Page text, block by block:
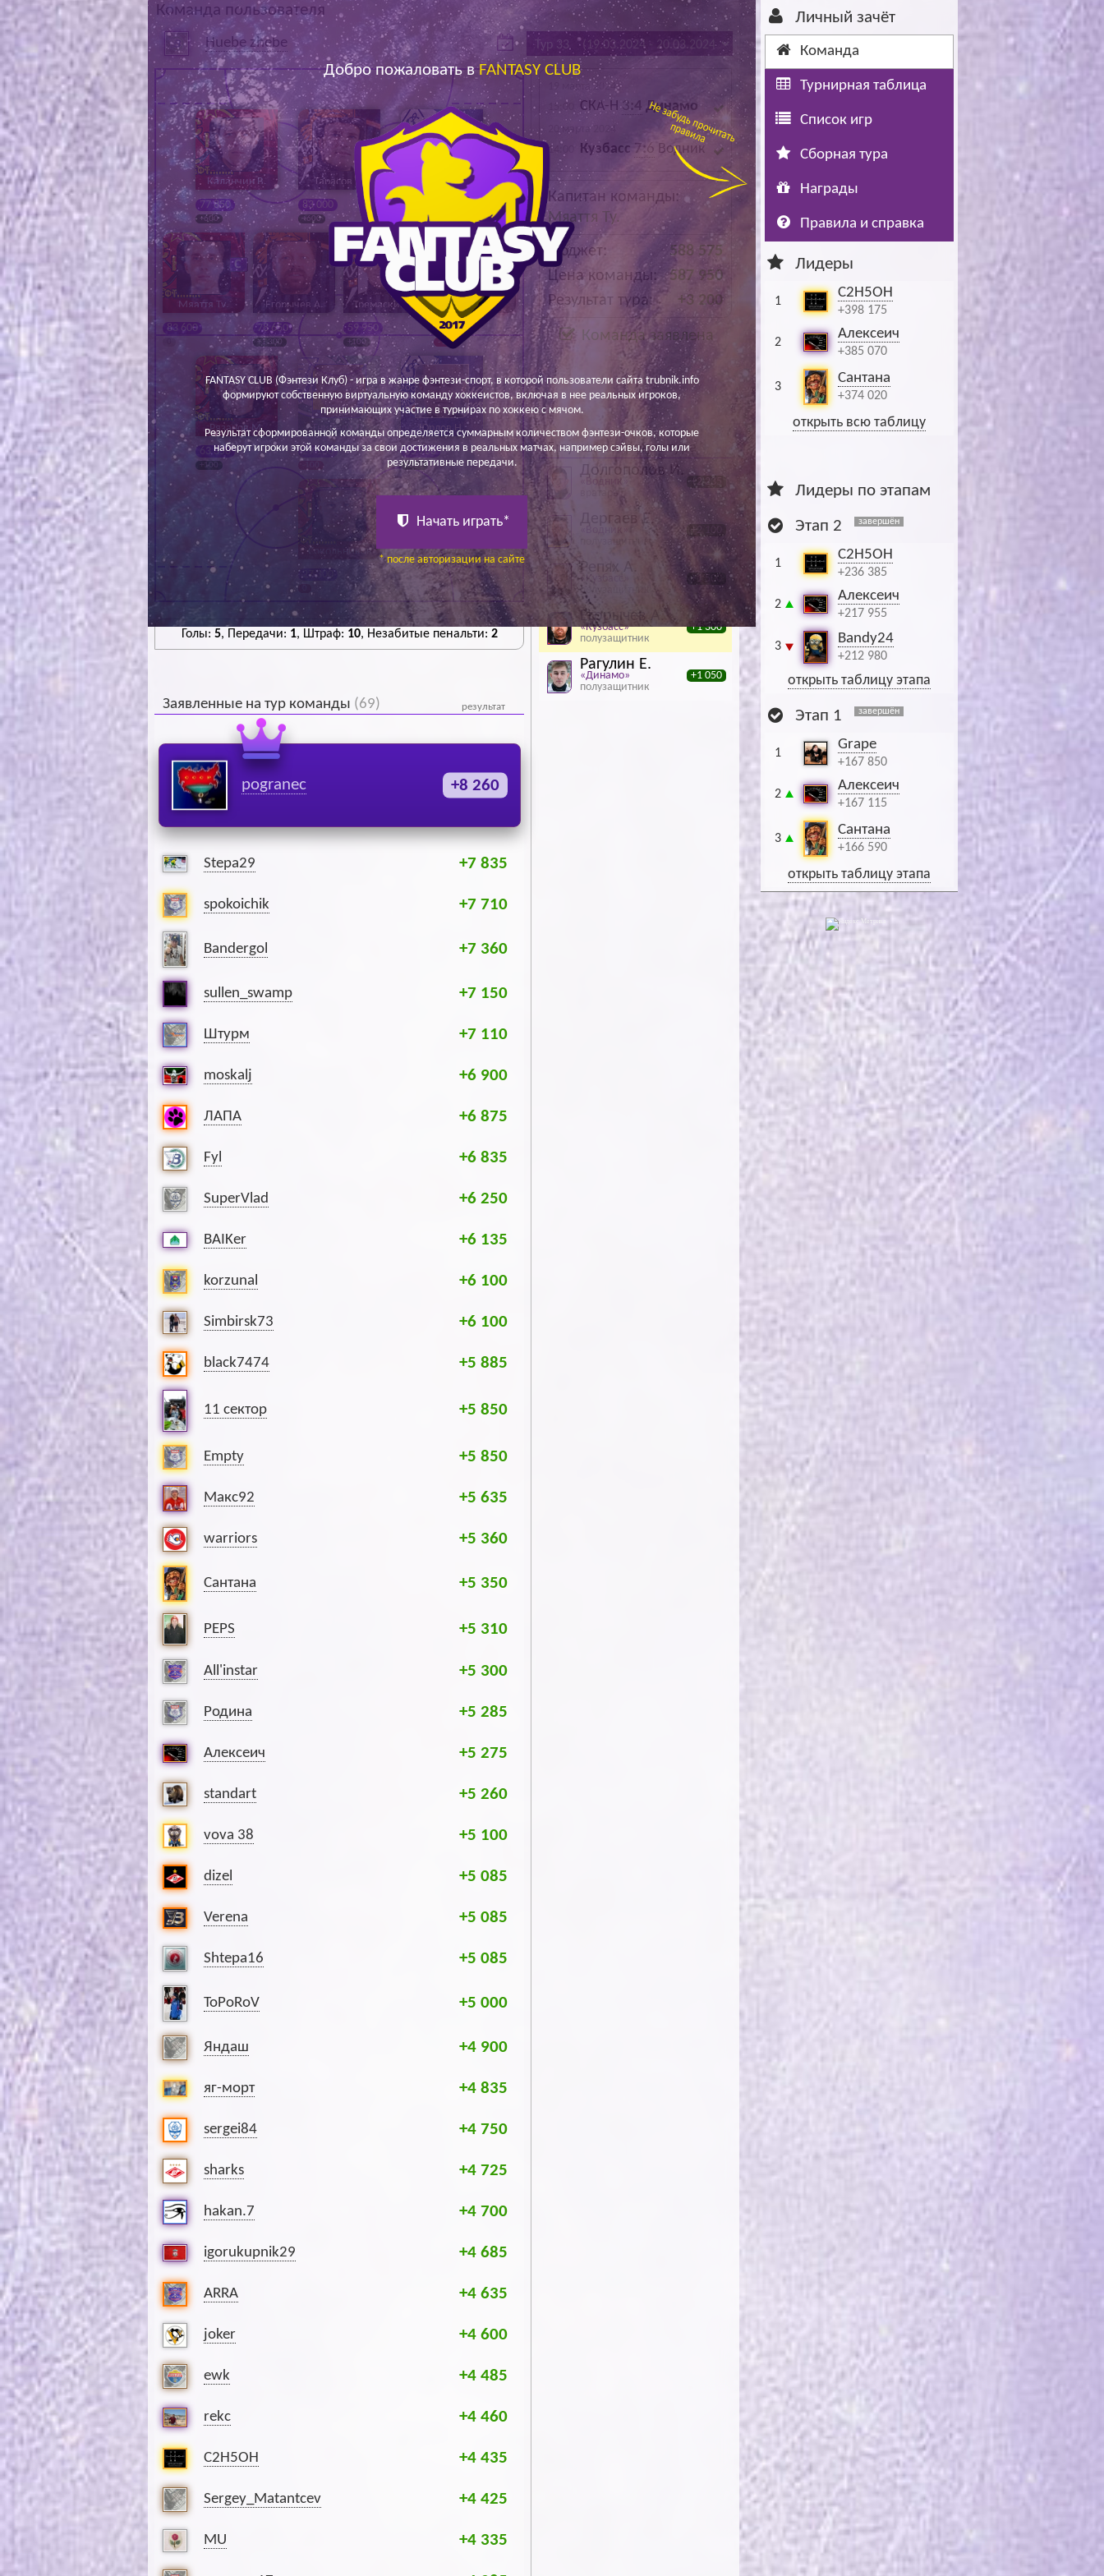
Архив Архив
Max
Hound: блог болельщика
Ragnar: блог болельщика
Добро пожаловать вFANTASY CLUB
FANTASY CLUB (Фэнтези Клуб) - игра в жанре фэнтези-спорт, в которой пользователи сайта trubnik.info
формируют собственную виртуальную команду хоккеистов, включая в нее реальных игроков,
принимающих участие в турнирах по хоккею с мячом.
Результат сформированной команды определяется суммарным количеством фэнтези-очков, которые
наберут игроки этой команды за свои достижения в реальных матчах, например сэйвы, голы или
результативные передачи.
Начать играть*
* после авторизации на сайте
Команда пользователя
Huebe zhebe
Сокольников
М.
27 300
Рязанов М.
63 350
+100
Гнибеда Д.
29 100
Юрлов Н.
55 700
+300
Мяаття Ту.
83 600
Егорычев А.
78 650
+1 300
Тремаскин Р.
59 950
+100
Макаров Д.
74 500
- 300
Каланчин В.
77 850
+600
Тарасов В.
83 000
+600
Ничков А.
70 600
+600
Голы: 5, Передачи: 1, Штраф: 10, Незабитые пенальти: 2
Заявленные на тур команды (69) результат
pogranec +8 260
Stepa29 +7 835
spokoichik +7 710
Bandergol +7 360
sullen_swamp +7 150
Штурм +7 110
moskalj +6 900
ЛАПА +6 875
Fyl +6 835
SuperVlad +6 250
BAIKer +6 135
korzunal +6 100
Simbirsk73 +6 100
black7474 +5 885
11 сектор +5 850
Empty +5 850
Макс92 +5 635
warriors +5 360
Сантана +5 350
PEPS +5 310
All'instar +5 300
Родина +5 285
Алексеич +5 275
standart +5 260
vova 38 +5 100
dizel +5 085
Verena +5 085
Shtepa16 +5 085
ToPoRoV +5 000
Яндаш +4 900
яг-морт +4 835
sergei84 +4 750
sharks +4 725
hakan.7 +4 700
igorukupnik29 +4 685
ARRA +4 635
joker +4 600
ewk +4 485
rekc +4 460
C2H5OH +4 435
Sergey_Matantcev +4 425
MU +4 335
19 марта 2024
15:00
СКА-Н3 :4 Динамо
20 марта 2024
14:00
Кузбасс 7:6 Водник
Капитан команды:
Мяаття Ту.
Бюджет:
588 575
Цена команды:
587 950
Результат тура:
+3 200
Команда заявлена
5 лучших игроков тура
Долгополов И.
«Водник»
вратарь
+2 235
Дергаев Е.
+2 100
Репях А.
«Кузбасс»
полузащитник
+1 500
Егорычев А.
«Кузбасс»
полузащитник
+1 300
Рагулин Е.
«Динамо»
полузащитник
+1 050
Личный зачёт
Команда
Турнирная таблица
Список игр
Сборная тура
Награды
Правила и справка
Лидеры
1
C2H5OH
+398 175
2
Алексеич
+385 070
3
Сантана
+374 020
открыть всю таблицу
Лидеры по этапам
Этап 2 завершён
1
C2H5OH
+236 385
2
Алексеич
+217 955
3 Bandy24
+212 980
открыть таблицу этапа
Этап 1 завершён
1
Grape
+167 850
2
Алексеич
+167 115
3
Сантана
+166 590
открыть таблицу этапа